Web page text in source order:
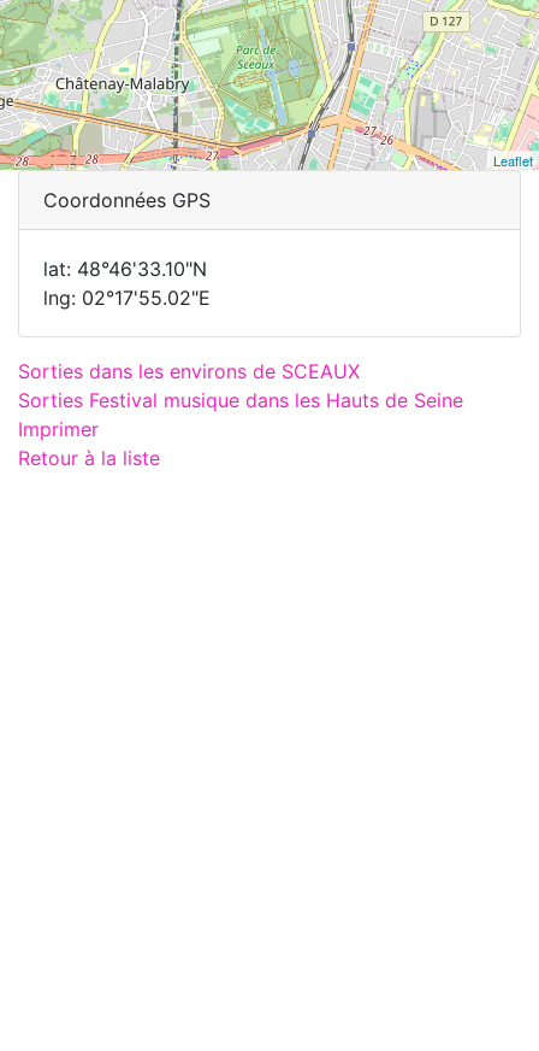
Leaflet
Coordonnées GPS
lat: 48°46'33.10"N
lng: 02°17'55.02"E
Sorties dans les environs de SCEAUX
Sorties Festival musique dans les Hauts de Seine
Imprimer
Retour à la liste